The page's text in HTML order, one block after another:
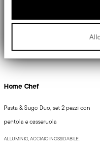
Home Chef
Pasta & Sugo Duo, set 2 pezzi con
pentola e casseruola
ALLUMINIO, ACCIAIO INOSSIDABILE.